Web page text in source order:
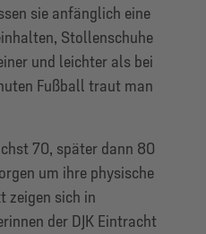
sie anfänglich eine
Stollenschuhe
und leichter als bei
Fußball traut man
70, später dann 80
um ihre physische
zeigen sich in
der DJK Eintracht